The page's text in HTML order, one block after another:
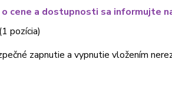
o cene a dostupnosti sa informujte
pozícia)
zapnutie a vypnutie vložením